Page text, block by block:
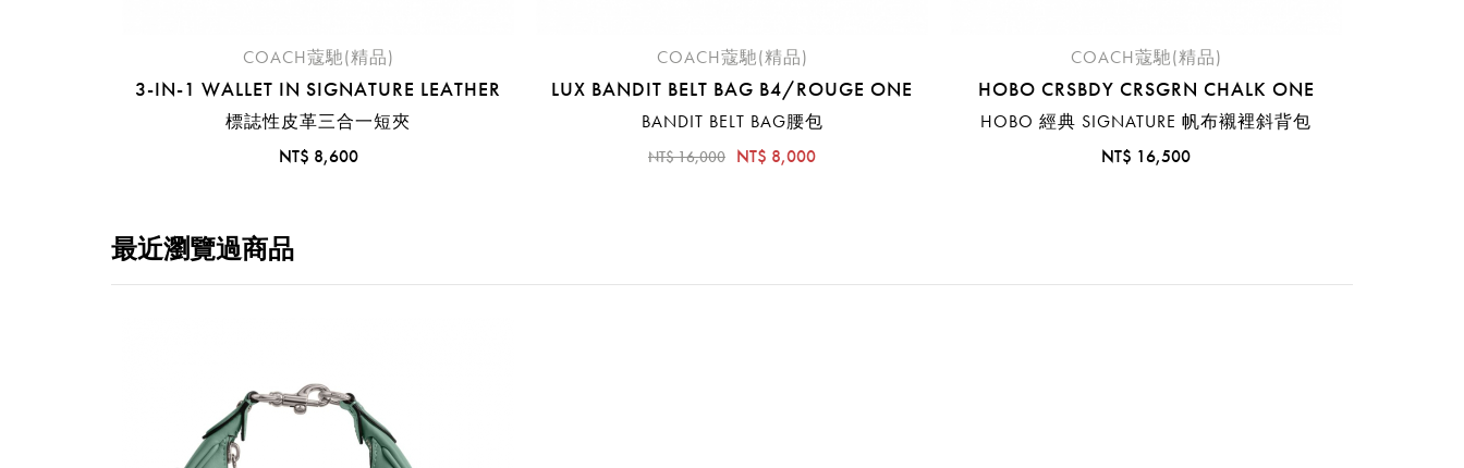
COACH蔻馳(精品)
3-IN-1 WALLET IN SIGNATURE LEATHER
標誌性皮革三合一短夾
NT$ 8,600
COACH蔻馳(精品)
LUX BANDIT BELT BAG B4/ROUGE ONE
BANDIT BELT BAG腰包
NT$ 16,000 NT$ 8,000
COACH蔻馳(精品)
HOBO CRSBDY CRSGRN CHALK ONE
HOBO 經典 SIGNATURE 帆布襯裡斜背包
NT$ 16,500
最近瀏覽過商品